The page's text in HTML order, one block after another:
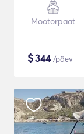
Mootorpaat
$344/päev